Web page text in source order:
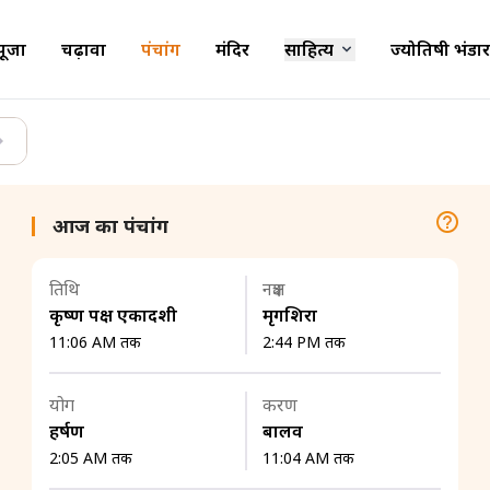
चढ़ावा पंचांग मंदिर साहित्य ज्योतिषी भंडार
आज का पंचांग
तिथि
कृष्ण पक्ष एकादशी
11:06 AM तक
नक्षत्र
मृगशिरा
2:44 PM तक
योग
हर्षण
2:05 AM तक
करण
बालव
11:04 AM तक